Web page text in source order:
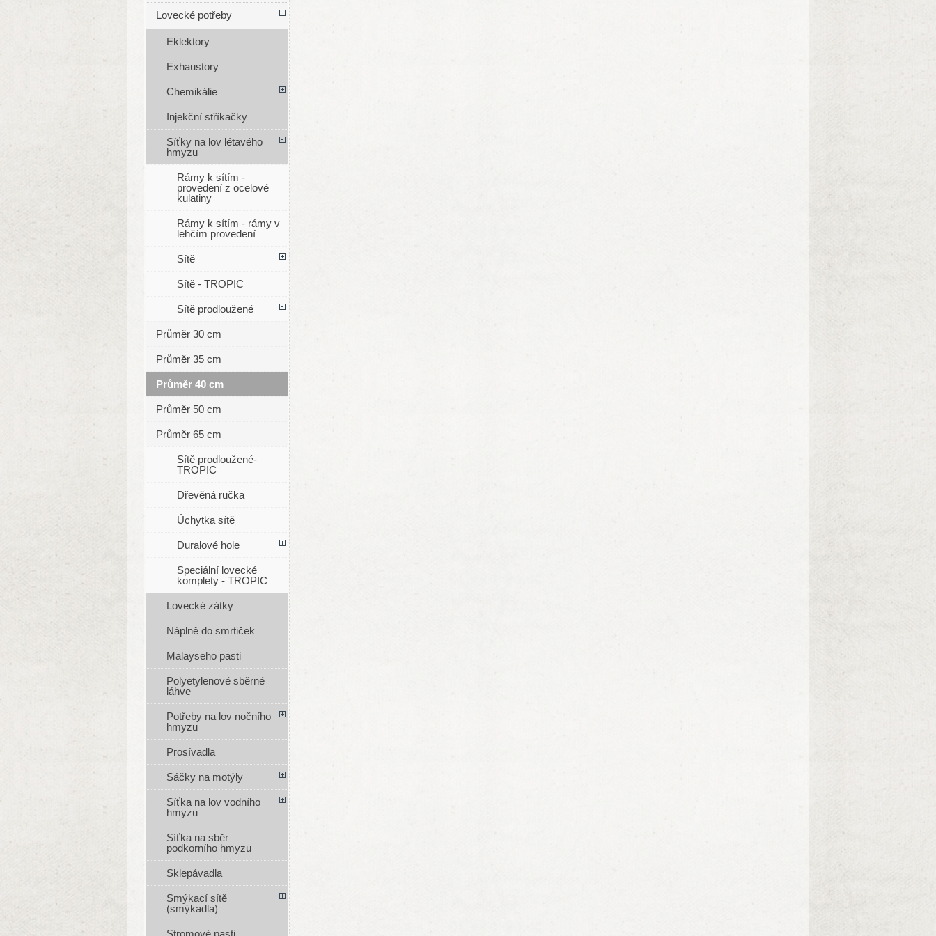
Lovecké potřeby
Eklektory
Exhaustory
Chemikálie
Injekční stříkačky
Síťky na lov létavého
hmyzu
Rámy k sítím -
provedení z ocelové
kulatiny
Rámy k sítím - rámy v
lehčím provedení
Sítě
Sítě - TROPIC
Sítě prodloužené
Průměr 30 cm
Průměr 35 cm
Průměr 40 cm
Průměr 50 cm
Průměr 65 cm
Sítě prodloužené-
TROPIC
Dřevěná ručka
Úchytka sítě
Duralové hole
Speciální lovecké
komplety - TROPIC
Lovecké zátky
Náplně do smrtiček
Malayseho pasti
Polyetylenové sběrné
láhve
Potřeby na lov nočního
hmyzu
Prosívadla
Sáčky na motýly
Síťka na lov vodního
hmyzu
Síťka na sběr
podkorního hmyzu
Sklepávadla
Smýkací sítě
(smýkadla)